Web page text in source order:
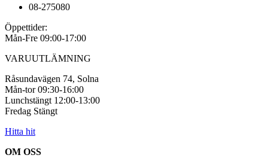
08-275080
Öppettider:
Mån-Fre 09:00-17:00
VARUUTLÄMNING
Råsundavägen 74, Solna
Mån-tor 09:30-16:00
Lunchstängt 12:00-13:00
Fredag Stängt
Hitta hit
OM OSS